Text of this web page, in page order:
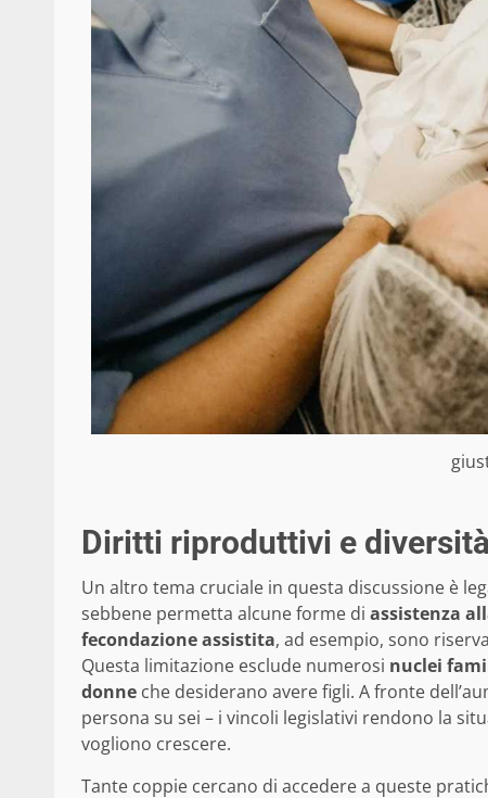
Diritti riproduttivi e
Un altro tema cruciale in questa discussione è
sebbene permetta alcune forme di assistenza
fecondazione assistita, ad esempio, sono
Questa limitazione esclude numerosi nuclei
donne che desiderano avere figli. A fronte
persona su sei – i vincoli legislativi rendono la
vogliono crescere.
Tante coppie cercano di accedere a queste